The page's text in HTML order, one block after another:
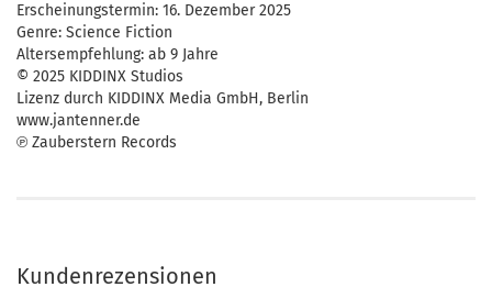
Erscheinungstermin: 16. Dezember 2025
Genre: Science Fiction
Altersempfehlung: ab 9 Jahre
© 2025 KIDDINX Studios
Lizenz durch KIDDINX Media GmbH, Berlin
www.jantenner.de
℗ Zauberstern Records
Kundenrezensionen